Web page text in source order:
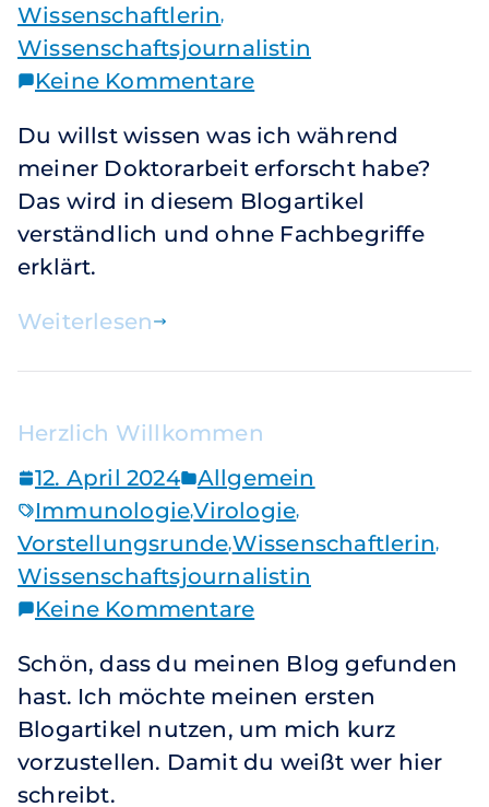
Wissenschaftlerin,
Wissenschaftsjournalistin
Keine Kommentare
Du willst wissen was ich während
meiner Doktorarbeit erforscht habe?
Das wird in diesem Blogartikel
verständlich und ohne Fachbegriffe
erklärt.
Weiterlesen
Herzlich Willkommen
12. April 2024
Allgemein
Immunologie,Virologie,
Vorstellungsrunde,Wissenschaftlerin,
Wissenschaftsjournalistin
Keine Kommentare
Schön, dass du meinen Blog gefunden
hast. Ich möchte meinen ersten
Blogartikel nutzen, um mich kurz
vorzustellen. Damit du weißt wer hier
schreibt.